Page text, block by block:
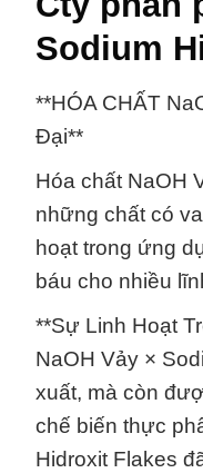
Sodium
**HÓA CHẤT
Đại**
Hóa chất NaOH
những chất có
hoạt trong ứng
báu cho nhiều
**Sự Linh Hoạt
NaOH Vảy ×
xuất, mà còn
chế biến thực
Hidroxit Flakes